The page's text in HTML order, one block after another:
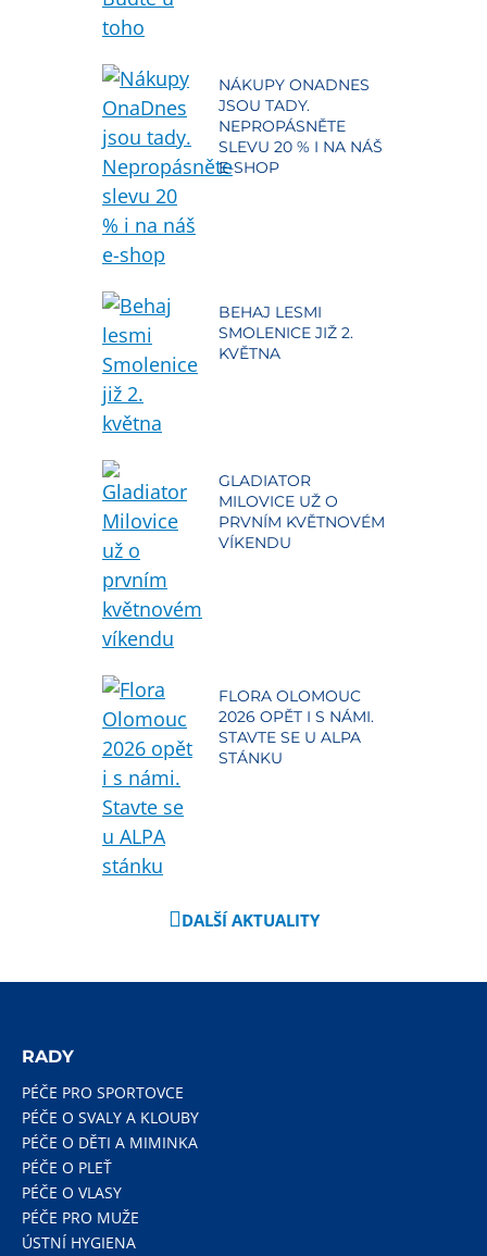
NÁKUPY ONADNES
JSOU TADY.
NEPROPÁSNĚTE
SLEVU 20 % I NA NÁŠ
E-SHOP
BEHAJ LESMI
SMOLENICE JIŽ 2.
KVĚTNA
GLADIATOR
MILOVICE UŽ O
PRVNÍM KVĚTNOVÉM
VÍKENDU
FLORA OLOMOUC
2026 OPĚT I S NÁMI.
STAVTE SE U ALPA
STÁNKU
DALŠÍ AKTUALITY
RADY
PÉČE PRO SPORTOVCE
PÉČE O SVALY A KLOUBY
PÉČE O DĚTI A MIMINKA
PÉČE O PLEŤ
PÉČE O VLASY
PÉČE PRO MUŽE
ÚSTNÍ HYGIENA